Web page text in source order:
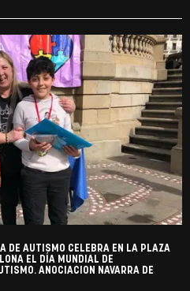
DE AUTISMO CELEBRA EN LA PLAZA
EL DÍA MUNDIAL DE
ANOCIACION NAVARRA DE